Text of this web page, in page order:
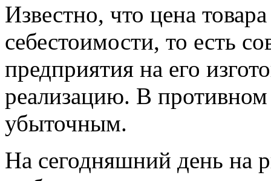
Известно, что цена
себестоимости, то есть
предприятия на его
реализацию. В противном
убыточным.
На сегодняшний день на